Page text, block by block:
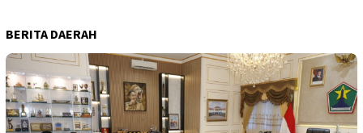
BERITA DAERAH